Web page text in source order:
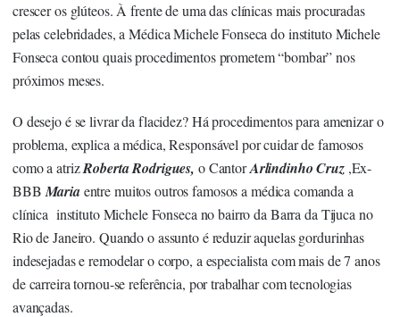
crescer os glúteos. À frente de uma das clínicas mais procuradas
pelas celebridades, a Médica Michele Fonseca do instituto Michele
Fonseca contou quais procedimentos prometem “bombar” nos
próximos meses.
O desejo é se livrar da flacidez? Há procedimentos para amenizar o
problema, explica a médica, Responsável por cuidar de famosos
como a atrizRoberta Rodrigues, o CantorArlindinho Cruz,Ex-
BBB Mariaentre muitos outros famosos a médica comanda a
clínica instituto Michele Fonseca no bairro da Barra da Tijuca no
Rio de Janeiro. Quando o assunto é reduzir aquelas gordurinhas
indesejadas e remodelar o corpo, a especialista com mais de 7 anos
de carreira tornou-se referência, por trabalhar com tecnologias
avançadas.